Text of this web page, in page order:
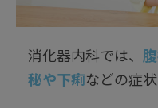
消化器内科では、
秘や下痢などの症